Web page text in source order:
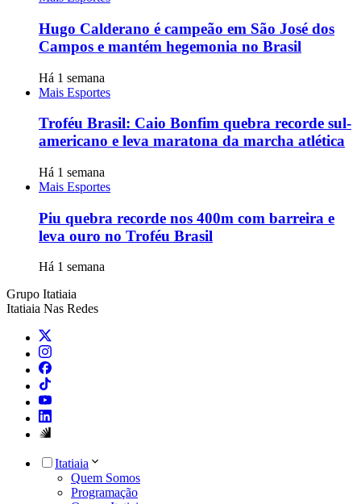
Hugo Calderano é campeão em São José dos
Campos e mantém hegemonia no Brasil
Há 1 semana
Mais Esportes
Troféu Brasil: Caio Bonfim quebra recorde sul-
americano e leva maratona da marcha atlética
Há 1 semana
Mais Esportes
Piu quebra recorde nos 400m com barreira e
leva ouro no Troféu Brasil
Há 1 semana
Grupo Itatiaia
Itatiaia Nas Redes
Itatiaia
Quem Somos
Programação